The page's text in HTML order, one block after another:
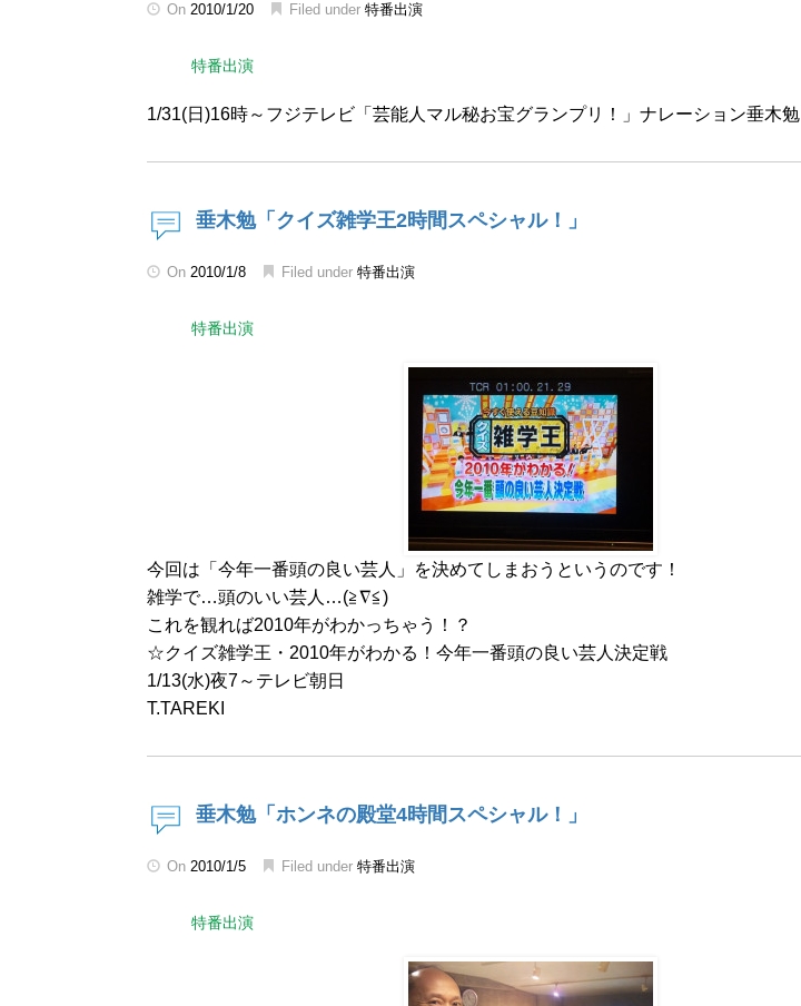
On 2010/1/20 Filed under 特番出演
特番出演
1/31(日)16時～フジテレビ「芸能人マル秘お宝グランプリ！」ナレーション垂木勉
垂木勉「クイズ雑学王2時間スペシャル！」
On 2010/1/8 Filed under 特番出演
特番出演
今回は「今年一番頭の良い芸人」を決めてしまおうというのです！
雑学で…頭のいい芸人…(≧∇≦)
これを観れば2010年がわかっちゃう！？
☆クイズ雑学王・2010年がわかる！今年一番頭の良い芸人決定戦
1/13(水)夜7～テレビ朝日
T.TAREKI
垂木勉「ホンネの殿堂4時間スペシャル！」
On 2010/1/5 Filed under 特番出演
特番出演